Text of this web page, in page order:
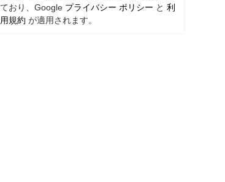
ており、Google プライバシー ポリシー と 利
用規約 が適用されます。